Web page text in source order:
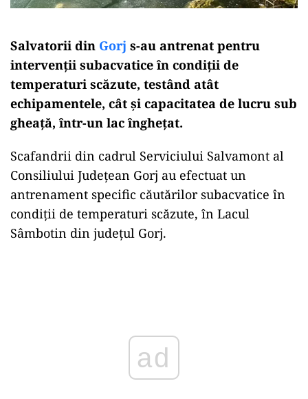
Salvatorii din Gorj s-au antrenat pentru
intervenții subacvatice în condiții de
temperaturi scăzute, testând atât
echipamentele, cât și capacitatea de lucru sub
gheață, într-un lac îngheţat.
Scafandrii din cadrul Serviciului Salvamont al
Consiliului Județean Gorj au efectuat un
antrenament specific căutărilor subacvatice în
condiții de temperaturi scăzute, în Lacul
Sâmbotin din judeţul Gorj.